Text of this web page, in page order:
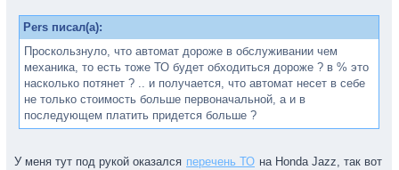
Pers писал(а):
Проскользнуло, что автомат дороже в обслуживании чем
механика, то есть тоже ТО будет обходиться дороже ? в % это
насколько потянет ? .. и получается, что автомат несет в себе
не только стоимость больше первоначальной, а и в
последующем платить придется больше ?
У меня тут под рукой оказался перечень ТО на Honda Jazz, так вот